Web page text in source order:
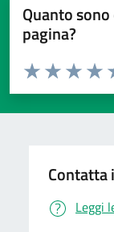
Quanto
pagina?
Valuta da 1 a 5
Valuta 3
Valuta 2
Valuta 1 stelle
Contatta
Leggi